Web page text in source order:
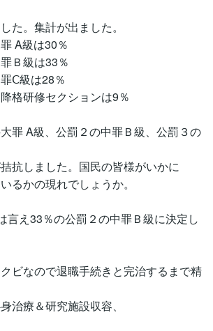
た。集計が出ました。
A級は30％
Ｂ級は33％
Ⅽ級は28％
格研修セクションは9％
罪 A級、公罰２の中罪Ｂ級、公罰３の
抗しました。国民の皆様がいかに
るかの現れでしょうか。
言え33％の公罰２の中罪Ｂ級に決定し
ビなので退職手続きと完治するまで精
治療＆研究施設収容、